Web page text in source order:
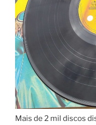
Mais de 2 mil discos